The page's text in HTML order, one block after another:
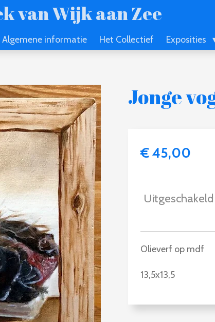
van Wijk aan Zee
Algemene informatie Het Collectief Exposities
Jonge
€ 45,00
Uitgeschakeld
Olieverf op mdf
13,5x13,5